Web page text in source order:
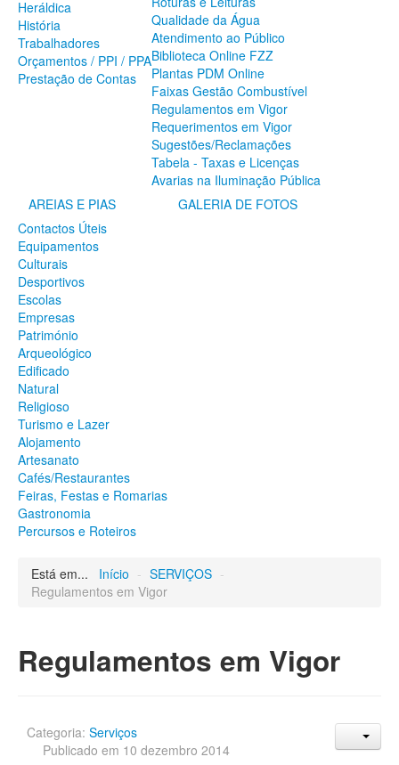
SERVIÇOS
A Minha Rua
Abastecimento de Água
Roturas e Leituras
Atendimento ao Público
Biblioteca Online FZZ
Faixas Gestão Combustível
Regulamentos em Vigor
Requerimentos em Vigor
Sugestões/Reclamações
Tabela - Taxas e Licenças
Avarias na Iluminação Pública
AREIAS E PIAS
Contactos Úteis
Equipamentos
Culturais
Desportivos
Escolas
Empresas
Património
Arqueológico
Edificado
Natural
Religioso
Turismo e Lazer
Alojamento
Artesanato
Feiras, Festas e Romarias
Gastronomia
Heráldica
História
Trabalhadores
Orçamentos / PPI / PPA
Prestação de Contas
Qualidade da Água
Atendimento ao Público
Biblioteca Online FZZ
Plantas PDM Online
Faixas Gestão Combustível
Regulamentos em Vigor
Requerimentos em Vigor
Sugestões/Reclamações
Tabela - Taxas e Licenças
Avarias na Iluminação Pública
AREIAS E PIAS
Contactos Úteis
Equipamentos
Culturais
Desportivos
Escolas
Empresas
Património
Arqueológico
Edificado
Natural
Religioso
Turismo e Lazer
Alojamento
Artesanato
Cafés/Restaurantes
Feiras, Festas e Romarias
Gastronomia
Percursos e Roteiros
GALERIA DE FOTOS
Está em... Início - SERVIÇOS -
Regulamentos em Vigor
Regulamentos em Vigor
Categoria: Serviços
Publicado em 10 dezembro 2014